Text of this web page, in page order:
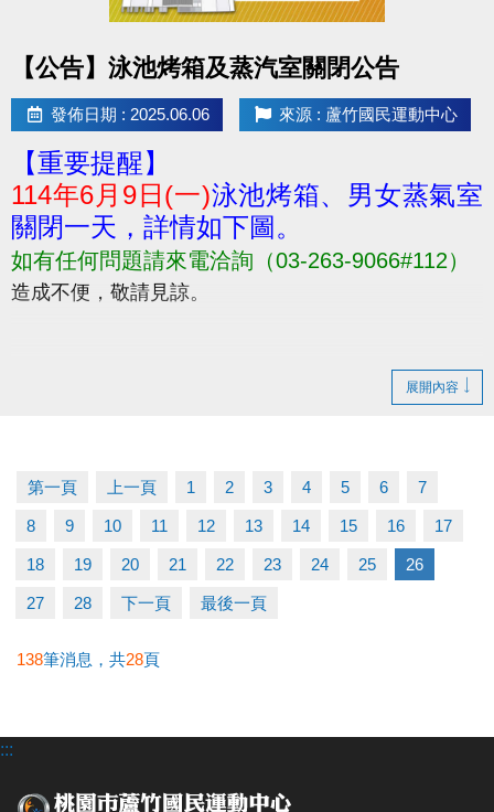
【公告】泳池烤箱及蒸汽室關閉公告
發佈日期 : 2025.06.06 來源 : 蘆竹國民運動中心
【重要提醒】
114年6月9日(一)泳池烤箱、男女蒸氣室
關閉一天，詳情如下圖。
如有任何問題請來電洽詢（03-263-9066#112）
造成不便，敬請見諒。
展開內容
第一頁 上一頁 1 2 3 4 5 6 7
8 9 10 11 12 13 14 15 16 17
18 19 20 21 22 23 24 25 26
27 28 下一頁 最後一頁
138筆消息，共28頁
:::